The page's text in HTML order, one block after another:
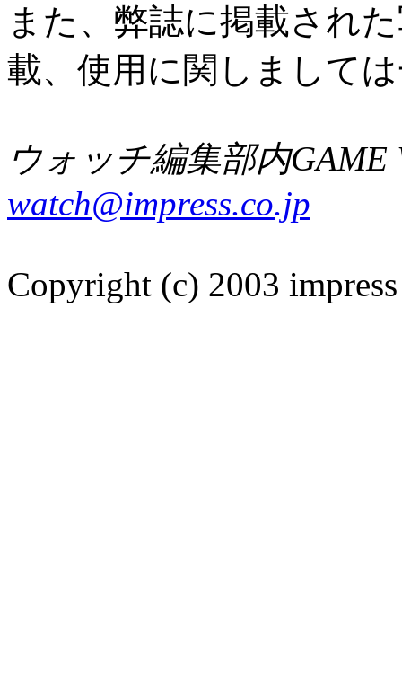
また、弊誌に掲載され
載、使用に関しまして
ウォッチ編集部内GAME
watch@impress.co.jp
Copyright (c) 2003